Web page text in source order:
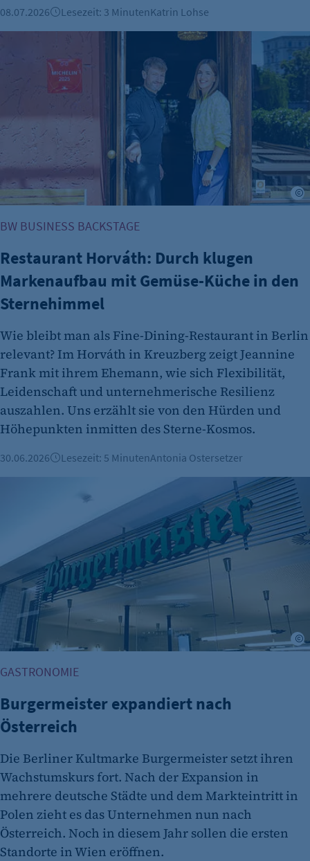
Scrolltiefe gemessen wird.
Cookie Laufzeit:
08.07.2026 Lesezeit: 3 MinutenKatrin Lohse
Restaurant Horváth: Durch klugen Markenaufbau mit
BW BUSINESS BACKSTAGE
Restaurant Horváth: Durch klugen
Markenaufbau mit Gemüse-Küche in den
Sternehimmel
Wie bleibt man als Fine-Dining-Restaurant in Berlin
relevant? Im Horváth in Kreuzberg zeigt Jeannine
Frank mit ihrem Ehemann, wie sich Flexibilität,
Leidenschaft und unternehmerische Resilienz
auszahlen. Uns erzählt sie von den Hürden und
Höhepunkten inmitten des Sterne-Kosmos.
30.06.2026 Lesezeit: 5 MinutenAntonia Ostersetzer
Burgermeister expandiert nach Österreich
GASTRONOMIE
Burgermeister expandiert nach
Österreich
Die Berliner Kultmarke Burgermeister setzt ihren
Wachstumskurs fort. Nach der Expansion in
mehrere deutsche Städte und dem Markteintritt in
Polen zieht es das Unternehmen nun nach
Österreich. Noch in diesem Jahr sollen die ersten
Standorte in Wien eröffnen.